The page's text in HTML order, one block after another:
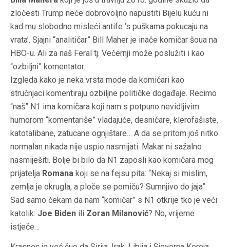
zločesti Trump neće dobrovoljno napustiti Bijelu kuću ni
kad mu slobodno misleći antife ‘s puškama pokucaju na
vrata’. Sjajni “analitičar” Bill Maher je inače komičar šoua na
HBO-u. Ali za naš Feral tj. Večernji može poslužiti i kao
“ozbiljni” komentator.
Izgleda kako je neka vrsta mode da komičari kao
stručnjaci komentiraju ozbiljne političke događaje. Recimo
“naš” N1 ima komičara koji nam s potpuno nevidljivim
humorom “komentariše” vladajuće, desničare, klerofašiste,
katotalibane, zatucane ognjištare… A da se pritom još nitko
normalan nikada nije uspio nasmijati. Makar ni sažalno
nasmiješiti. Bolje bi bilo da N1 zaposli kao komičara mog
prijatelja Romana koji se na fejsu pita: “Nekaj si mislim,
zemlja je okrugla, a ploče se pomiču? Sumnjivo do jaja”.
Sad samo čekam da nam “komičar” s N1 otkrije tko je veći
katolik: Joe Biden ili Zoran Milanović? No, vrijeme
istječe…